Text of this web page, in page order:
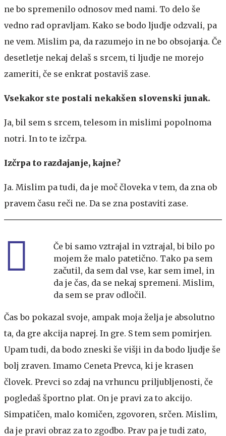
ne bo spremenilo odnosov med nami. To delo še
vedno rad opravljam. Kako se bodo ljudje odzvali, pa
ne vem. Mislim pa, da razumejo in ne bo obsojanja. Če
desetletje nekaj delaš s srcem, ti ljudje ne morejo
zameriti, če se enkrat postaviš zase.
Vsekakor ste postali nekakšen slovenski junak.
Ja, bil sem s srcem, telesom in mislimi popolnoma
notri. In to te izčrpa.
Izčrpa to razdajanje, kajne?
Ja. Mislim pa tudi, da je moč človeka v tem, da zna ob
pravem času reči ne. Da se zna postaviti zase.
Če bi samo vztrajal in vztrajal, bi bilo po
mojem že malo patetično. Tako pa sem
začutil, da sem dal vse, kar sem imel, in
da je čas, da se nekaj spremeni. Mislim,
da sem se prav odločil.
Čas bo pokazal svoje, ampak moja želja je absolutno
ta, da gre akcija naprej. In gre. S tem sem pomirjen.
Upam tudi, da bodo zneski še višji in da bodo ljudje še
bolj zraven. Imamo Ceneta Prevca, ki je krasen
človek. Prevci so zdaj na vrhuncu priljubljenosti, če
pogledaš športno plat. On je pravi za to akcijo.
Simpatičen, malo komičen, zgovoren, srčen. Mislim,
da je pravi obraz za to zgodbo. Prav pa je tudi zato,